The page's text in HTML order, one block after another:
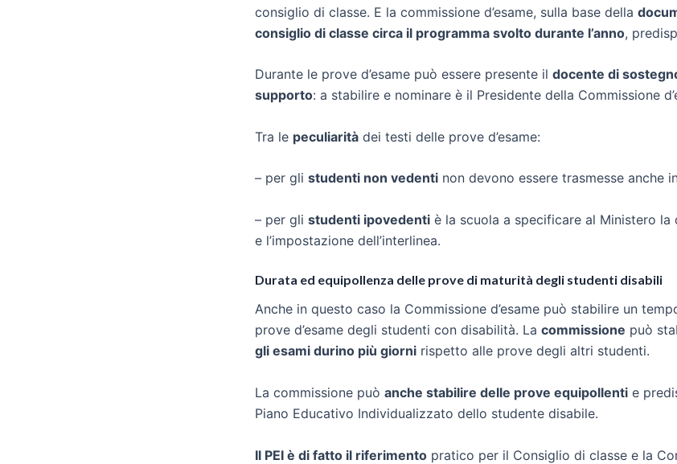
consiglio di classe. E la commissione d’esame, sulla base della
consiglio di classe circa il programma svolto durante l’anno,
Durante le prove d’esame può essere presente il docente di
supporto: a stabilire e nominare è il Presidente della Commissione
Tra le peculiarità dei testi delle prove d’esame:
– per gli studenti non vedenti non devono essere trasmesse anche
– per gli studenti ipovedenti è la scuola a specificare al Ministero la
e l’impostazione dell’interlinea.
Durata ed equipollenza delle prove di maturità degli studenti disabili
Anche in questo caso la Commissione d’esame può stabilire un
prove d’esame degli studenti con disabilità. La commissione può
gli esami durino più giorni rispetto alle prove degli altri studenti.
La commissione può anche stabilire delle prove equipollenti e
Piano Educativo Individualizzato dello studente disabile.
Il PEI è di fatto il riferimento pratico per il Consiglio di classe e la